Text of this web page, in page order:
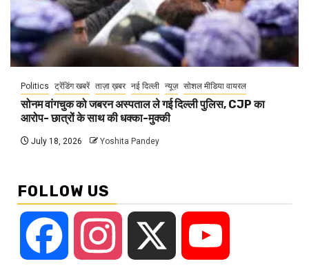
Politics ट्रेंडिंग खबरें ताज़ा ख़बर नई दिल्ली न्यूज़ सोशल मीडिया वायरल
सोनम वांगचुक को जबरन अस्पताल ले गई दिल्ली पुलिस, CJP का
आरोप- छात्रों के साथ की धक्का-मुक्की
July 18, 2026 Yoshita Pandey
FOLLOW US
Facebook Instagram